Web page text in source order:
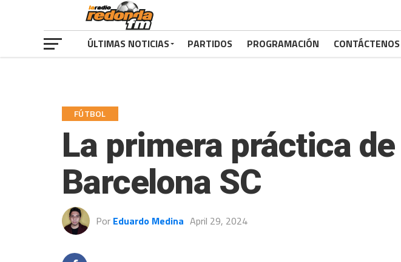
ÚLTIMAS NOTICIAS PARTIDOS PROGRAMACIÓN CONTÁCTENOS
FÚTBOL
La primera práctica
Barcelona SC
Por Eduardo Medina April 29, 2024